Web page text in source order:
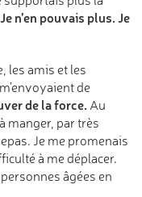
Je n’en pouvais plus. Je
les amis et les
de
de la force. Au
manger, par très
Je me promenais
à me déplacer.
âgées en